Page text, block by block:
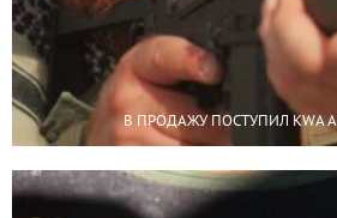
В ПРОДАЖУ ПОСТУПИЛ KWA